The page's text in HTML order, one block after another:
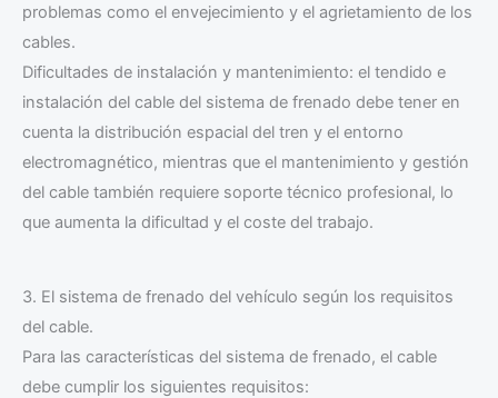
problemas como el envejecimiento y el agrietamiento de los
cables.
Dificultades de instalación y mantenimiento: el tendido e
instalación del cable del sistema de frenado debe tener en
cuenta la distribución espacial del tren y el entorno
electromagnético, mientras que el mantenimiento y gestión
del cable también requiere soporte técnico profesional, lo
que aumenta la dificultad y el coste del trabajo.
3. El sistema de frenado del vehículo según los requisitos
del cable.
Para las características del sistema de frenado, el cable
debe cumplir los siguientes requisitos: